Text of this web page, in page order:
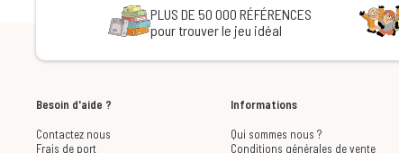
PLUS DE 50 000 RÉFÉRENCES
pour trouver le jeu idéal
Besoin d'aide ?
Contactez nous
Frais de port
Informations
Qui sommes nous ?
Conditions générales de vente